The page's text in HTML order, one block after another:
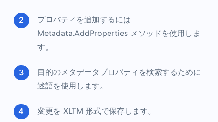
プロパティを追加するには
Metadata.AddProperties メソッドを使用しま
す。
目的のメタデータプロパティを検索するために
述語を使用します。
変更を XLTM 形式で保存します。